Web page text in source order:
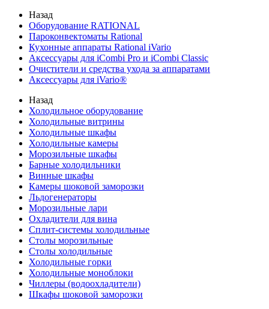
Назад
Оборудование RATIONAL
Пароконвектоматы Rational
Кухонные аппараты Rational iVario
Аксессуары для iCombi Pro и iCombi Classic
Очистители и средства ухода за аппаратами
Аксессуары для iVario®
Назад
Холодильное оборудование
Холодильные витрины
Холодильные шкафы
Холодильные камеры
Морозильные шкафы
Барные холодильники
Винные шкафы
Камеры шоковой заморозки
Льдогенераторы
Морозильные лари
Охладители для вина
Сплит-системы холодильные
Столы морозильные
Столы холодильные
Холодильные горки
Холодильные моноблоки
Чиллеры (водоохладители)
Шкафы шоковой заморозки